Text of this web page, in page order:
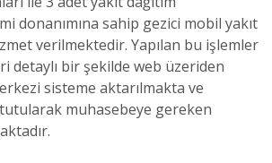
donanımına sahip gezici mobil yakıt
verilmektedir. Yapılan bu işlemler
detaylı bir şekilde web üzeriden
sisteme aktarılmakta ve
muhasebeye gereken